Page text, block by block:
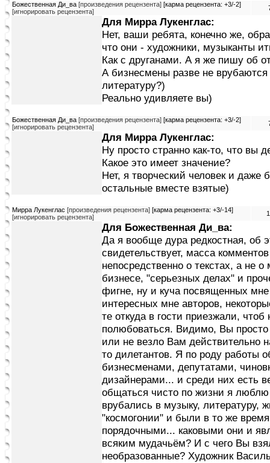
Божественная Ди_ва [произведения рецензента] [карма рецензента: +3/-2]
[игнорировать рецензента]
Для Мирра Лукенглас:
Нет, ваши ребята, конечно же,
что они - художники, музыканты
Как с друганами. А я же пишу об
А бизнесмены разве не
литературу?)
Реально удивляете вы)
Божественная Ди_ва [произведения рецензента] [карма рецензента: +3/-2]
[игнорировать рецензента]
Для Мирра Лукенглас:
Ну просто странно как-то, что вы
Какое это имеет значение?
Нет, я творческий человек и
остальные вместе взятые)
Мирра Лукенглас [произведения рецензента] [карма рецензента: +3/-14]
[игнорировать рецензента]
Для Божественная Ди_ва:
Да я вообще дура редкостная, об
свидетельствует, масса
непосредственно о текстах, а не
бизнесе, "серьезных делах" и
фигне, ну и куча посвященных мне
интересных мне авторов,
те откуда в гости приезжали,
полюбоваться. Видимо, Вы просто
или не везло Вам действительно
то дилетантов. Я по роду работы
бизнесменами, депутатами,
дизайнерами... и среди них есть
общаться чисто по жизни я
врубались в музыку, литературу,
"космогонии" и были в то же
порядочными... каковыми они и
всяким мудачьём? И с чего Вы
необразованные? Художник